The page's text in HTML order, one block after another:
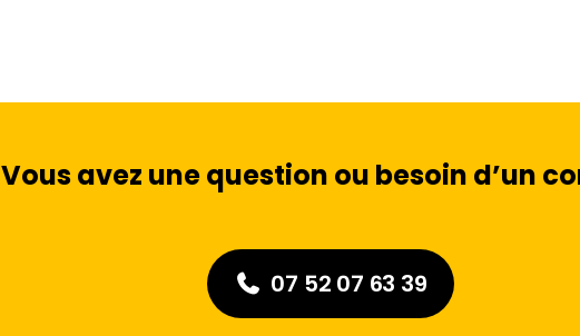
Vous avez une question ou besoin d’un
07 52 07 63 39